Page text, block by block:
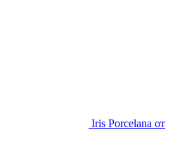
Iris Porcelana от